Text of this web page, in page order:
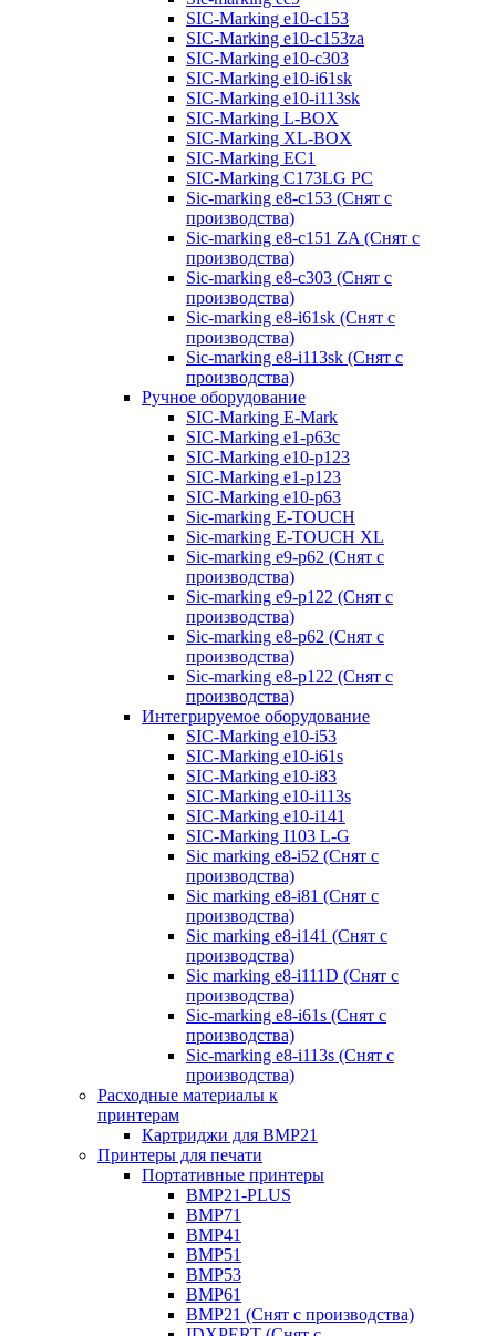
SIC-Marking e10-c153
SIC-Marking e10-c153za
SIC-Marking e10-c303
SIC-Marking e10-i61sk
SIC-Marking e10-i113sk
SIC-Marking L-BOX
SIC-Marking XL-BOX
SIC-Marking EC1
SIC-Marking C173LG PC
Sic-marking e8-c153 (Снят с
производства)
Sic-marking e8-c151 ZA (Снят с
производства)
Sic-marking e8-c303 (Снят с
производства)
Sic-marking e8-i61sk (Снят с
производства)
Sic-marking e8-i113sk (Снят с
производства)
Ручное оборудование
SIC-Marking E-Mark
SIC-Marking e1-p63с
SIC-Marking e10-p123
SIC-Marking e1-p123
SIC-Marking e10-p63
Sic-marking E-TOUCH
Sic-marking E-TOUCH XL
Sic-marking e9-p62 (Снят с
производства)
Sic-marking e9-p122 (Снят с
производства)
Sic-marking e8-p62 (Снят с
производства)
Sic-marking e8-p122 (Снят с
производства)
Интегрируемое оборудование
SIC-Marking e10-i53
SIC-Marking e10-i61s
SIC-Marking e10-i83
SIC-Marking e10-i113s
SIC-Marking e10-i141
SIC-Marking I103 L-G
Sic marking e8-i52 (Снят с
производства)
Sic marking e8-i81 (Снят с
производства)
Sic marking e8-i141 (Снят с
производства)
Sic marking e8-i111D (Снят с
производства)
Sic-marking e8-i61s (Снят с
производства)
Sic-marking e8-i113s (Снят с
производства)
Расходные материалы к
принтерам
Картриджи для BMP21
Принтеры для печати
Портативные принтеры
BMP21-PLUS
BMP71
BMP41
BMP51
BMP53
BMP61
BMP21 (Снят с производства)